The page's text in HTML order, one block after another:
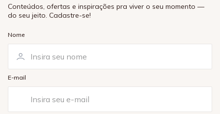
Com a nossapromoção de moda e saídas
renovar seu visual de verão com peças que vão te
acompanhar em momentos de lazer, praia ou piscina, e
até em passeios informais no final de tarde. Se você
leves e confortáveis, você vai adorar as opções
disponíveis. Fique de olho nas ofertas e aproveite para
garantir o seu look para a estação!
Conteúdos, ofertas e inspirações pra viver o seu momento —
do seu jeito. Cadastre-se!
Nome
E-mail